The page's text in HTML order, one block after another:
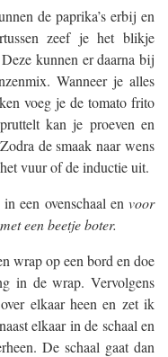
de paprika’s erbij en
zeef je het blikje
kunnen er daarna bij
Wanneer je alles
voeg je de tomato frito
kan je proeven en
de smaak naar wens
vuur of de inductie uit.
een ovenschaal en voor
een beetje boter.
wrap op een bord en doe
in de wrap. Vervolgens
elkaar heen en zet ik
elkaar in de schaal en
De schaal gaat dan